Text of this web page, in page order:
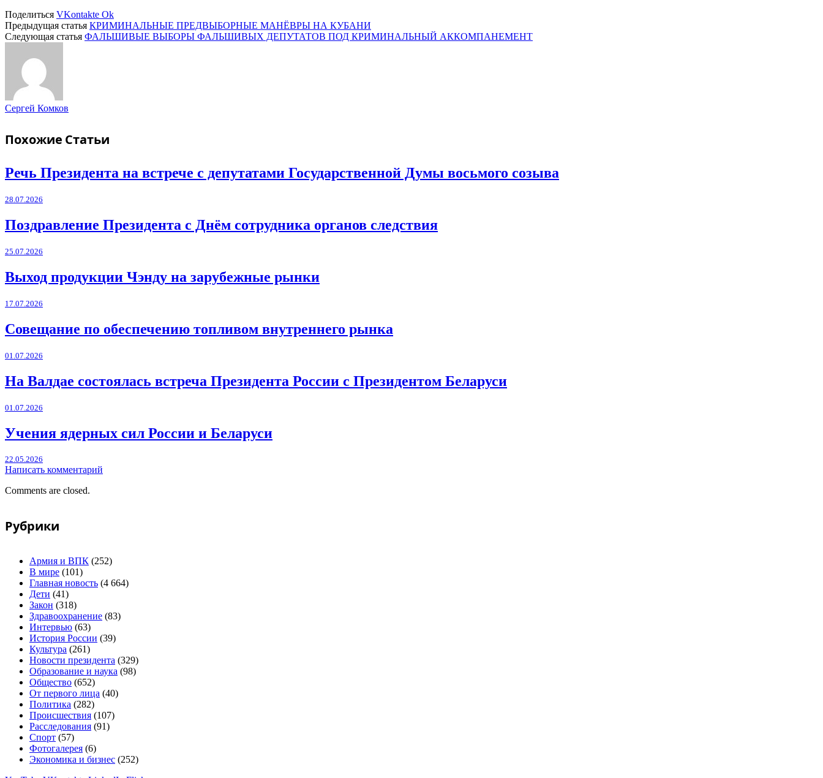
Поделиться VKontakte Ok
Предыдущая статья КРИМИНАЛЬНЫЕ ПРЕДВЫБОРНЫЕ МАНЁВРЫ НА КУБАНИ
Следующая статья ФАЛЬШИВЫЕ ВЫБОРЫ ФАЛЬШИВЫХ ДЕПУТАТОВ ПОД КРИМИНАЛЬНЫЙ АККОМПАНЕМЕНТ
Сергей Комков
Похожие Статьи
Речь Президента на встрече с депутатами Государственной Думы восьмого созыва
28.07.2026
Поздравление Президента с Днём сотрудника органов следствия
25.07.2026
Выход продукции Чэнду на зарубежные рынки
17.07.2026
Совещание по обеспечению топливом внутреннего рынка
01.07.2026
На Валдае состоялась встреча Президента России с Президентом Беларуси
01.07.2026
Учения ядерных сил России и Беларуси
22.05.2026
Написать комментарий
Comments are closed.
Рубрики
Армия и ВПК (252)
В мире (101)
Главная новость (4 664)
Дети (41)
Закон (318)
Здравоохранение (83)
Интервью (63)
История России (39)
Культура (261)
Новости президента (329)
Образование и наука (98)
Общество (652)
От первого лица (40)
Политика (282)
Происшествия (107)
Расследования (91)
Спорт (57)
Фотогалерея (6)
Экономика и бизнес (252)